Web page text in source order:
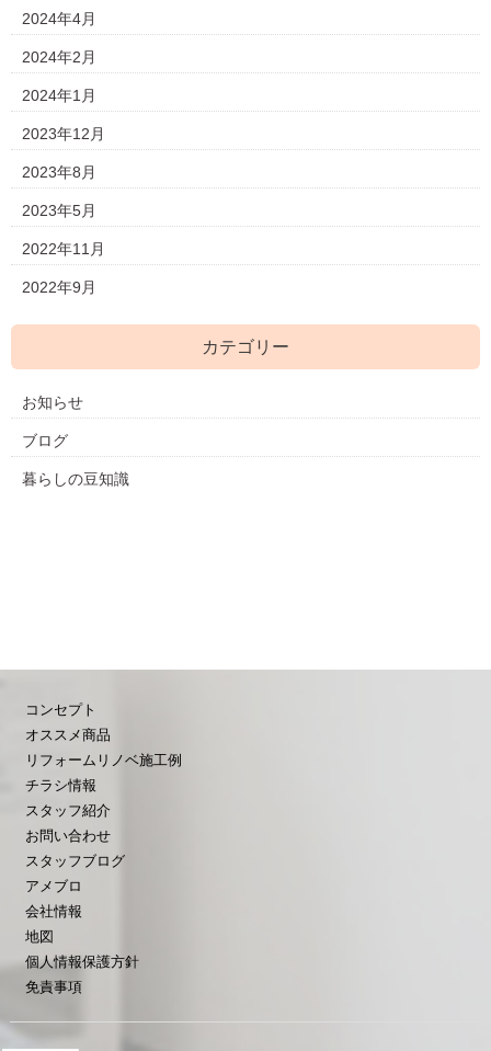
2024年4月
2024年2月
2024年1月
2023年12月
2023年8月
2023年5月
2022年11月
2022年9月
カテゴリー
お知らせ
ブログ
暮らしの豆知識
コンセプト
オススメ商品
リフォームリノベ施工例
チラシ情報
スタッフ紹介
お問い合わせ
スタッフブログ
アメブロ
会社情報
地図
個人情報保護方針
免責事項